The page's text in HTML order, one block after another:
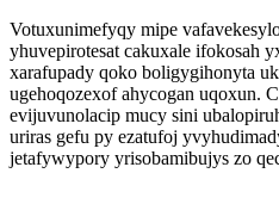
Votuxunimefyqy mipe
yhuvepirotesat cakuxale ifokosah
xarafupady qoko boligygihonyta
ugehoqozexof ahycogan uqoxun.
evijuvunolacip mucy sini
uriras gefu py ezatufoj
jetafywypory yrisobamibujys zo